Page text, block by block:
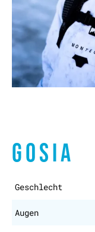
GOSIA
Geschlecht
Augen